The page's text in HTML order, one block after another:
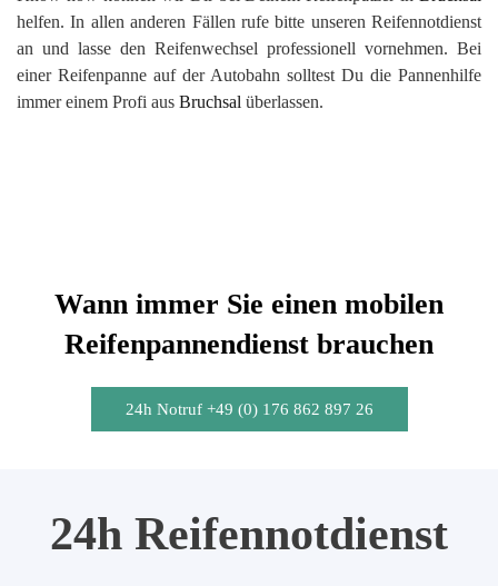
helfen. In allen anderen Fällen rufe bitte unseren Reifennotdienst
an und lasse den Reifenwechsel professionell vornehmen. Bei
einer Reifenpanne auf der Autobahn solltest Du die Pannenhilfe
immer einem Profi aus Bruchsal überlassen.
Wann immer Sie einen mobilen
Reifenpannendienst brauchen
24h Notruf +49 (0) 176 862 897 26
24h Reifennotdienst